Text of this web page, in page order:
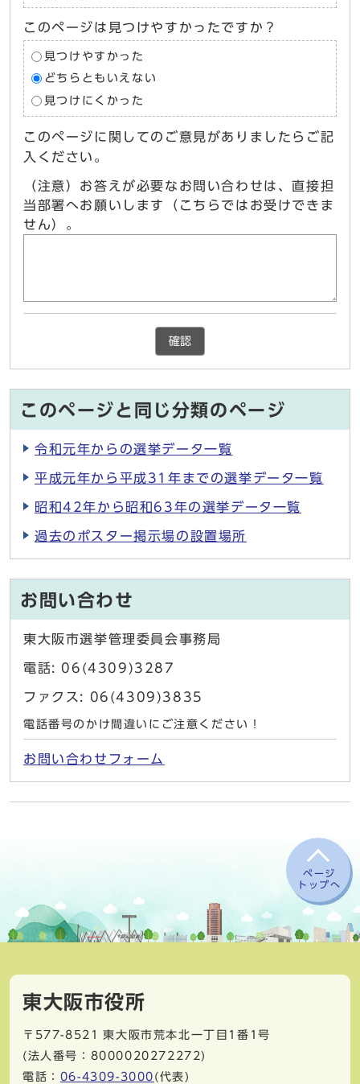
このページは見つけやすかったですか？
見つけやすかった
どちらともいえない
見つけにくかった
このページに関してのご意見がありましたらご記
入ください。
（注意）お答えが必要なお問い合わせは、直接担
当部署へお願いします（こちらではお受けできま
せん）。
確認
このページと同じ分類のページ
令和元年からの選挙データ一覧
平成元年から平成31年までの選挙データ一覧
昭和42年から昭和63年の選挙データ一覧
過去のポスター掲示場の設置場所
お問い合わせ
東大阪市選挙管理委員会事務局
電話: 06(4309)3287
ファクス: 06(4309)3835
電話番号のかけ間違いにご注意ください！
お問い合わせフォーム
ページ
トップへ
東大阪市役所
〒577-8521
東大阪市荒本北一丁目1番1号
(法人番号：8000020272272)
電話： 06-4309-3000 (代表)